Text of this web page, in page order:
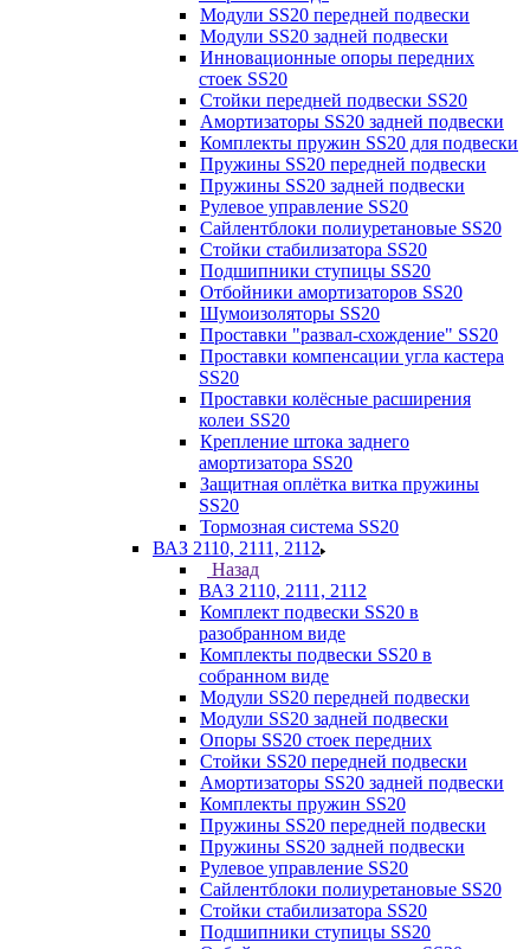
Модули SS20 передней подвески
Модули SS20 задней подвески
Инновационные опоры передних
стоек SS20
Стойки передней подвески SS20
Амортизаторы SS20 задней подвески
Комплекты пружин SS20 для подвески
Пружины SS20 передней подвески
Пружины SS20 задней подвески
Рулевое управление SS20
Сайлентблоки полиуретановые SS20
Стойки стабилизатора SS20
Подшипники ступицы SS20
Отбойники амортизаторов SS20
Шумоизоляторы SS20
Проставки "развал-схождение" SS20
Проставки компенсации угла кастера
SS20
Проставки колёсные расширения
колеи SS20
Крепление штока заднего
амортизатора SS20
Защитная оплётка витка пружины
SS20
Тормозная система SS20
ВАЗ 2110, 2111, 2112
Назад
ВАЗ 2110, 2111, 2112
Комплект подвески SS20 в
разобранном виде
Комплекты подвески SS20 в
собранном виде
Модули SS20 передней подвески
Модули SS20 задней подвески
Опоры SS20 стоек передних
Стойки SS20 передней подвески
Амортизаторы SS20 задней подвески
Комплекты пружин SS20
Пружины SS20 передней подвески
Пружины SS20 задней подвески
Рулевое управление SS20
Сайлентблоки полиуретановые SS20
Стойки стабилизатора SS20
Подшипники ступицы SS20